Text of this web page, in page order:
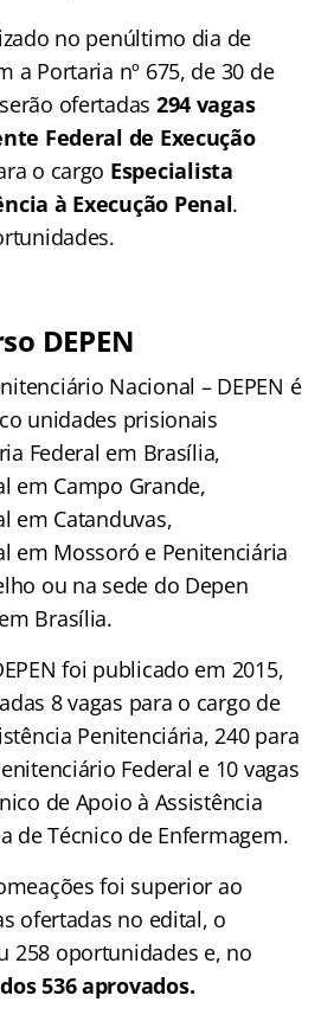
no penúltimo dia de
a Portaria nº 675, de 30 de
ofertadas 294 vagas
Federal de Execução
o cargo Especialista
à Execução Penal.
DEPEN
Nacional – DEPEN é
unidades prisionais
Federal em Brasília,
em Campo Grande,
em Catanduvas,
em Mossoró e Penitenciária
ou na sede do Depen
Brasília.
foi publicado em 2015,
8 vagas para o cargo de
Penitenciária, 240 para
Federal e 10 vagas
de Apoio à Assistência
de Técnico de Enfermagem.
foi superior ao
ofertadas no edital, o
258 oportunidades e, no
536 aprovados.